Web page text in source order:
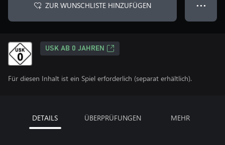
ZUR WUNSCHLISTE HINZUFÜGEN ● ● ●
USK AB 0 JAHREN
Für diesen Inhalt ist ein Spiel erforderlich (separat erhältlich).
DETAILS ÜBERPRÜFUNGEN MEHR